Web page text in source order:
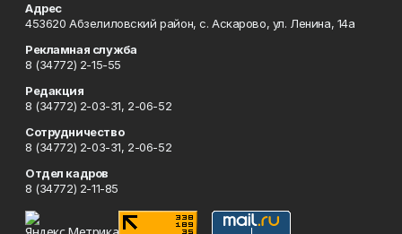
Адрес
453620 Абзелиловский район, с. Аскарово, ул. Ленина, 14а
Рекламная служба
8 (34772) 2-15-55
Редакция
8 (34772) 2-03-31, 2-06-52
Сотрудничество
8 (34772) 2-03-31, 2-06-52
Отдел кадров
8 (34772) 2-11-85